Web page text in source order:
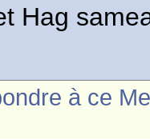
Hag
à ce